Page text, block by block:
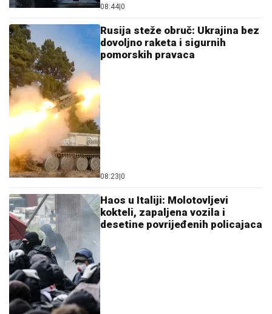
08:44 0
Rusija steže obruč: Ukrajina bez
dovoljno raketa i sigurnih
pomorskih pravaca
08:23 0
Haos u Italiji: Molotovljevi
kokteli, zapaljena vozila i
desetine povrijeđenih policajaca